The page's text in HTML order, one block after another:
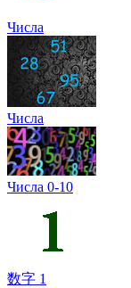
Числа
Числа
Числа 0-10
数字 1